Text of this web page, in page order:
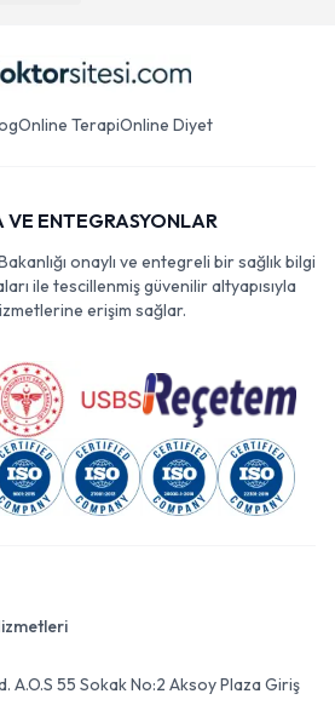
Online TerapiOnline Diyet
VE ENTEGRASYONLAR
onaylı ve entegreli bir sağlık bilgi
ile tescillenmiş güvenilir altyapısıyla
erişim sağlar.
A.O.S 55 Sokak No:2 Aksoy Plaza Giriş